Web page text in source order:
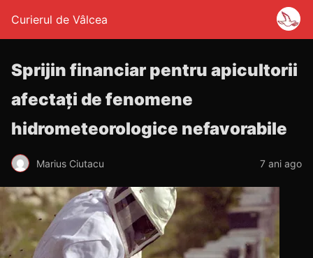
Curierul de Vâlcea
Sprijin financiar pentru apicultorii
afectați de fenomene
hidrometeorologice nefavorabile
Marius Ciutacu 7 ani ago